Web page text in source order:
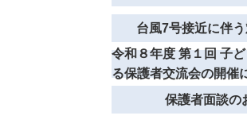
台風7号接近に伴
令和８年度 第１回 子
る保護者交流会の開催
保護者面談の